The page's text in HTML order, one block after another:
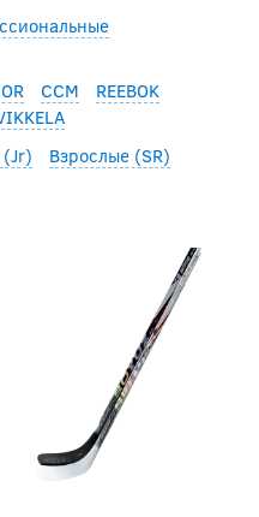
CCM
REEBOK
Взрослые (SR)